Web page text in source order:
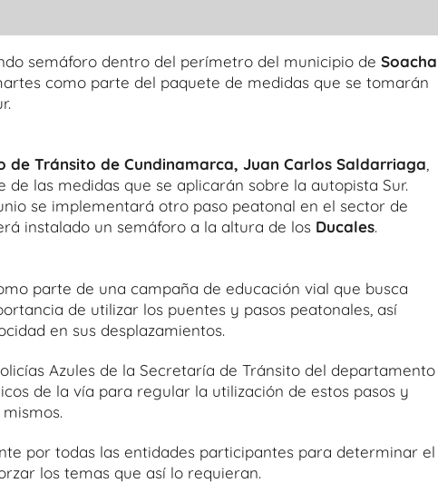
semáforo dentro del perímetro del municipio de Soacha
como parte del paquete de medidas que se tomarán
de Tránsito de Cundinamarca, Juan Carlos Saldarriaga,
las medidas que se aplicarán sobre la autopista Sur.
se implementará otro paso peatonal en el sector de
instalado un semáforo a la altura de los Ducales.
parte de una campaña de educación vial que busca
de utilizar los puentes y pasos peatonales, así
en sus desplazamientos.
Azules de la Secretaría de Tránsito del departamento
de la vía para regular la utilización de estos pasos y
por todas las entidades participantes para determinar el
los temas que así lo requieran.